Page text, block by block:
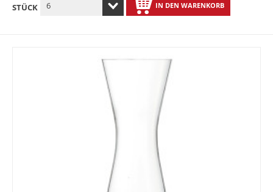
STÜCK IN DEN WARENKORB